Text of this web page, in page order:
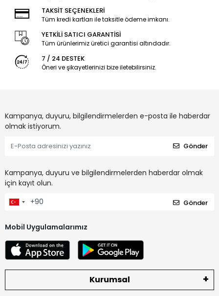
TAKSİT SEÇENEKLERİ
Tüm kredi kartları ile taksitle ödeme imkanı.
YETKİLİ SATICI GARANTİSİ
Tüm ürünlerimiz üretici garantisi altındadır.
7 / 24 DESTEK
Öneri ve şikayetlerinizi bize iletebilirsiniz.
Kampanya, duyuru, bilgilendirmelerden e-posta ile haberdar
olmak istiyorum.
Gönder
Kampanya, duyuru ve bilgilendirmelerden haberdar olmak
için kayıt olun.
Gönder
Mobil Uygulamalarımız
Kurumsal